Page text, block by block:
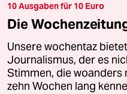
10 Ausgaben für 10 Euro
Die
Unsere wochentaz
Journalismus, der es
Stimmen, die
zehn Wochen lang